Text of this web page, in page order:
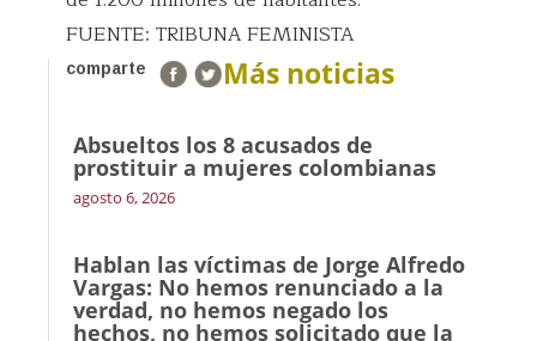
FUENTE: TRIBUNA FEMINISTA
comparte Más noticias
Absueltos los 8 acusados de
prostituir a mujeres colombianas
agosto 6, 2026
Hablan las víctimas de Jorge Alfredo
Vargas: No hemos renunciado a la
verdad, no hemos negado los
hechos, no hemos solicitado que la